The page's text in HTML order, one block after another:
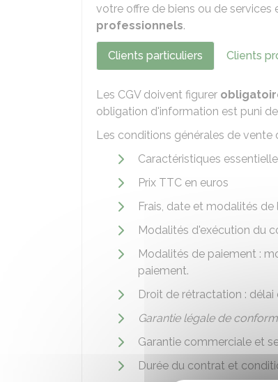
votre offre de biens ou de services
professionnels.
Clients particuliers Clients
Les CGV doivent figurer
obligation d'information est puni de
Les conditions générales de vente
Caractéristiques
Prix TTC en euros
Frais, date et modalités de
Modalités d'exécution du
Modalités de paiement :
paiement.
Droit de rétractation :
Garantie légale de
Garantie commerciale et
Durée du contrat et